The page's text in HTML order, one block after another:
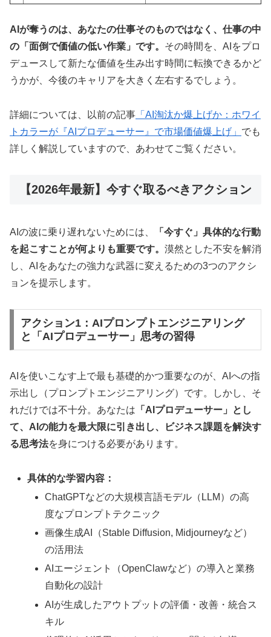
AIが奪うのは、あなたの仕事そのものではなく、仕事の中
の「面倒で価値の低い作業」です。 その時間を、AIをプロ
デュースして新たな価値を生み出す時間に転換できるかど
うかが、今後のキャリアを大きく左右するでしょう。
詳細については、以前の記事 「AI淘汰か爆上げか：ホワイ
トカラーが『AIプロデューサー』で市場価値爆上げ」 でも
詳しく解説していますので、あわせてご覧ください。
【2026年最新】今すぐ取るべきアクション
AIの波に乗り遅れないためには、
「今すぐ」具体的な行動
を起こすことが何よりも重要です。 漠然とした不安を解消
し、AIをあなたの強力な武器に変えるための3つのアクシ
ョンを提示します。
アクション1：AIプロンプトエンジニアリング
と「AIプロデューサー」思考の習得
AIを使いこなす上で最も基礎的かつ重要なのが、AIへの指
示出し（プロンプトエンジニアリング）です。しかし、そ
れだけでは不十分。あなたは 「AIプロデューサー」とし
て、AIの能力を最大限に引き出し、ビジネス課題を解決す
る思考法を身につける必要があります。
具体的な学習内容：
ChatGPTなどの大規模言語モデル（LLM）の高
度なプロンプトテクニック
画像生成AI（Stable Diffusion, Midjourneyなど）
の活用法
AIエージェント（OpenClawなど）の導入と業務
自動化の設計
AIが生成したアウトプットの評価・改善・統合ス
キル